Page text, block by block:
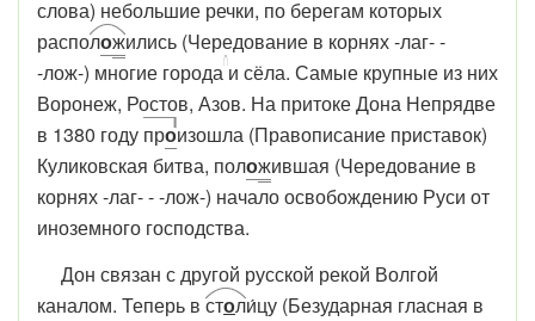
слова) небольшие речки, по берегам которых
расположились (Чередование в корнях -лаг- -
-лож-) многие города и сёла. Самые крупные из них
Воронеж, Ростов, Азов. На притоке Дона Непрядве
в 1380 году произошла (Правописание приставок)
Куликовская битва, положившая (Чередование в
корнях -лаг- - -лож-) начало освобождению Руси от
иноземного господства.
Дон связан с другой русской рекой Волгой
каналом. Теперь в столи́цу (Безударная гласная в